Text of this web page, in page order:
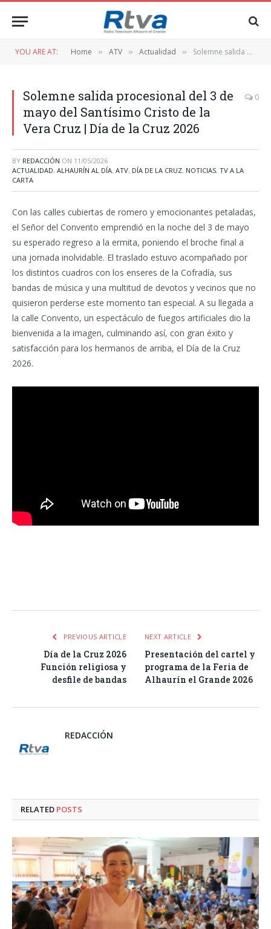
YOU ARE AT: Home » ATV » Actualidad » Solemne salida procesional del 3 de mayo del Santísimo Cristo de la Vera Cruz | Día de la Cruz 2026
Solemne salida procesional del 3 de
mayo del Santísimo Cristo de la
Vera Cruz | Día de la Cruz 2026
0
BY REDACCIÓN ON 11/05/2026
ACTUALIDAD, ALHAURÍN AL DÍA, ATV, DÍA DE LA CRUZ, NOTICIAS, TV A LA
CARTA
Con las calles cubiertas de romero y emocionantes petaladas,
el Señor del Convento emprendió en la noche del 3 de mayo
su esperado regreso a la ermita, poniendo el broche final a
una jornada inolvidable. El traslado estuvo acompañado por
los distintos cuadros con los enseres de la Cofradía, sus
bandas de música y una multitud de devotos y vecinos que no
quisieron perderse este momento tan especial. A su llegada a
la calle Convento, un espectáculo de fuegos artificiales dio la
bienvenida a la imagen, culminando así, con gran éxito y
satisfacción para los hermanos de arriba, el Día de la Cruz
2026.
PREVIOUS ARTICLE
Día de la Cruz 2026
Función religiosa y
desfile de bandas
NEXT ARTICLE
Presentación del cartel y
programa de la Feria de
Alhaurín el Grande 2026
REDACCIÓN
RELATED POSTS